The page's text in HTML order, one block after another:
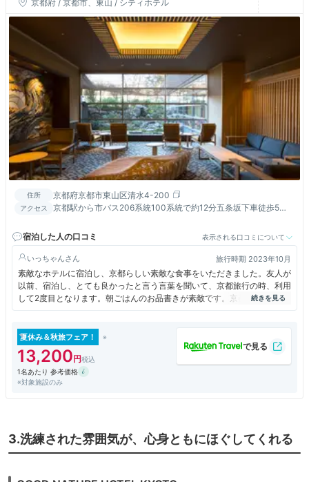
京都府 / 京都市、東山 / シティホテル
住所 京都府京都市東山区清水4-200
アクセス
京都駅から市バス206系統100系統で約12分五条坂下車徒歩5
宿泊した人の口コミ
表示される口コミについて
いっちゃん 旅行時期 2023年10月
素敵なホテルに宿泊し、京都らしい素敵な食事をいただきました。友人が
以前、宿泊し、とても良かったと言う言葉を聞いて、京都旅行の時、利用
して2度目となります。朝ごはんのお品書きが素敵です。京都ならではの
朝ごはんは、とても美味しかったです。
空間の宿、そしてダイニングでした。ホテルは清水寺にも近くて便利で
す。
夏休み＆秋旅フェア！
13,200
1名あたり 参考価格
※対象施設のみ
3.洗練された雰囲気が、心身ともにほぐしてくれる